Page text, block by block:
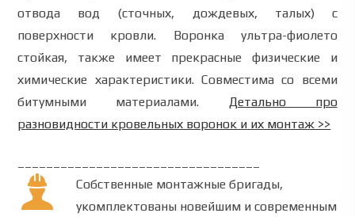
отвода вод (сточных, дождевых, талых) с
поверхности кровли. Воронка ультра-фиолето
стойкая, также имеет прекрасные физические и
химические характеристики. Совместима со всеми
битумными материалами.
Детально про
разновидности кровельных воронок и их монтаж >>
Собственные монтажные бригады,
укомплектованы новейшим и современным